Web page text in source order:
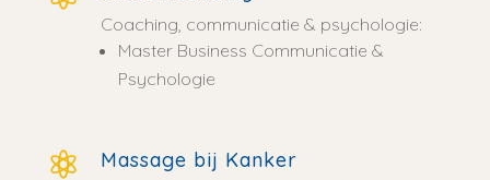
Coaching, communicatie & psychologie:
Master Business Communicatie &
Psychologie
 Massage bij Kanker